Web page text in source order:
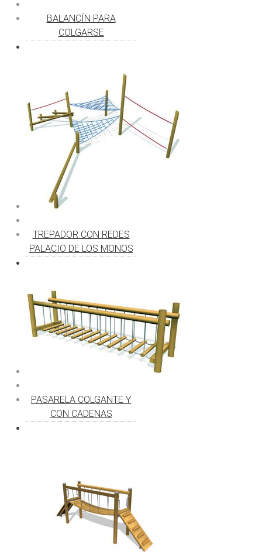
BALANCÍN PARA
COLGARSE
TREPADOR CON REDES
PALACIO DE LOS MONOS
PASARELA COLGANTE Y
CON CADENAS